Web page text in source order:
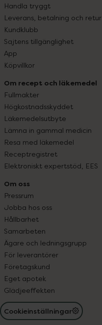
Handla tryggt
Leverans, betalning och retur
Kundklubb
Sajtens tillgänglighet
App
Köpvillkor
Om recept och läkemedel
Fullmakter
Högkostnadsskyddet
Läkemedelsutbyte
Lämna in gammal medicin
Resa med läkemedel
Receptregistret
Elektroniskt expertstöd, EES
Om oss
Pressrum
Jobba hos oss
Hållbarhet
Samarbeten
Ägare och ledningsgrupp
För leverantörer
Företagskund
Eget apotek
Glädjeeffekten
Cookieinställningar